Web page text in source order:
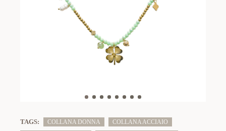
TAGS: COLLANA DONNA
COLLANA ACCIAIO